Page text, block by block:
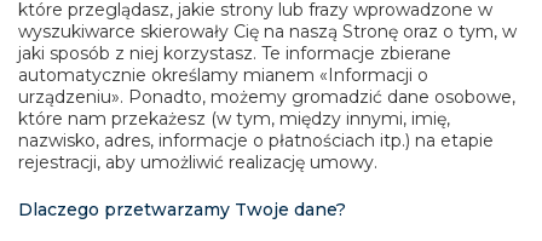
które przeglądasz, jakie strony lub frazy wprowadzone w
wyszukiwarce skierowały Cię na naszą Stronę oraz o tym, w
jaki sposób z niej korzystasz. Te informacje zbierane
automatycznie określamy mianem «Informacji o
urządzeniu». Ponadto, możemy gromadzić dane osobowe,
które nam przekażesz (w tym, między innymi, imię,
nazwisko, adres, informacje o płatnościach itp.) na etapie
rejestracji, aby umożliwić realizację umowy.
Dlaczego przetwarzamy Twoje dane?